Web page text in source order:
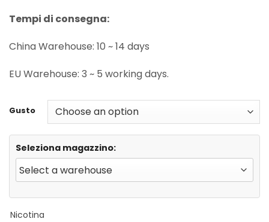
Tempi di consegna:
China Warehouse: 10 ~ 14 days
EU Warehouse: 3 ~ 5 working days.
Gusto
Seleziona magazzino:
Nicotina